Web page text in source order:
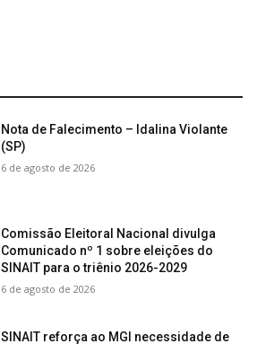
Nota de Falecimento – Idalina Violante
(SP)
6 de agosto de 2026
Comissão Eleitoral Nacional divulga
Comunicado nº 1 sobre eleições do
SINAIT para o triênio 2026-2029
6 de agosto de 2026
SINAIT reforça ao MGI necessidade de